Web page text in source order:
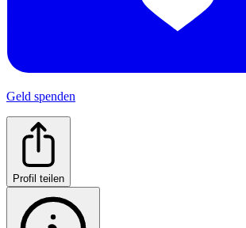
Geld spenden
Profil teilen